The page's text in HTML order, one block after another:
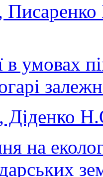
в умовах
на